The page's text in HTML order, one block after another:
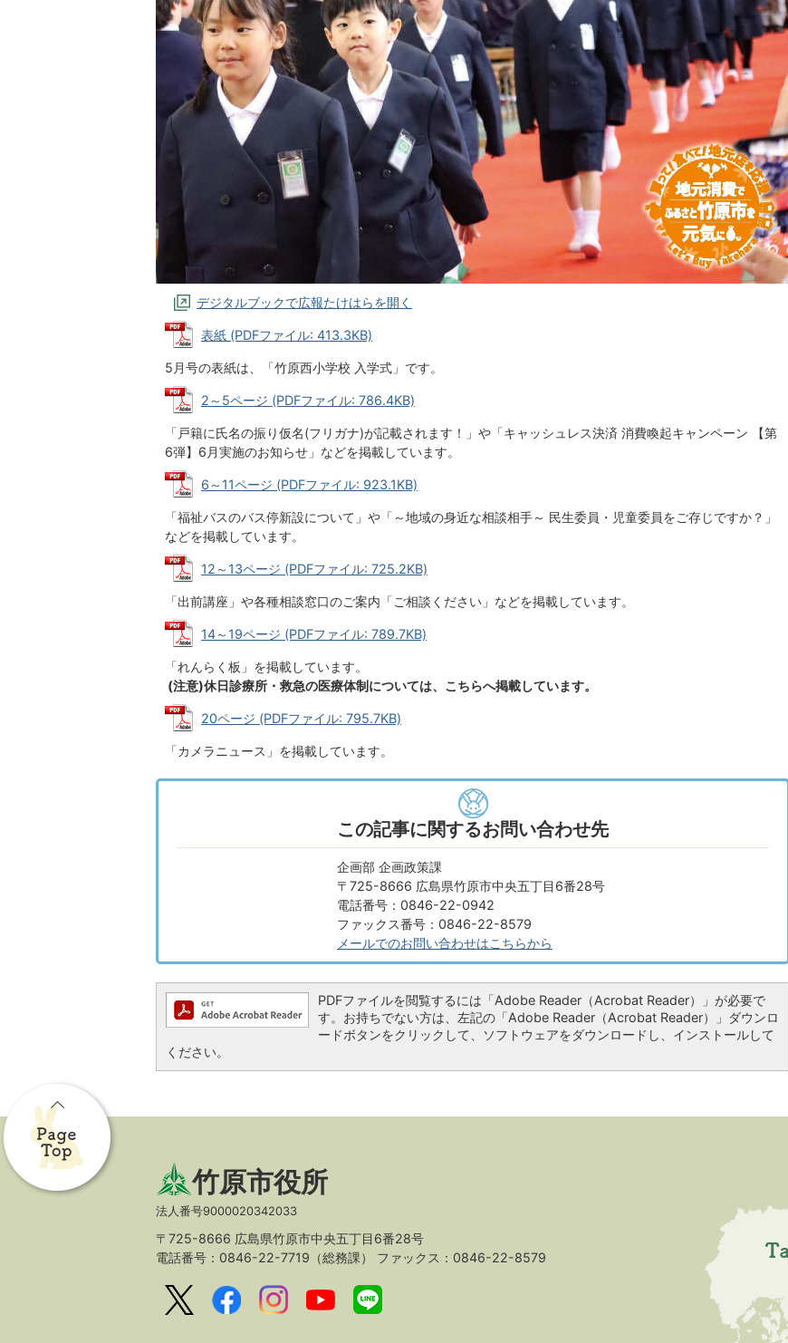
デジタルブックで広報たけはらを開く
表紙 (PDFファイル: 413.3KB)
5月号の表紙は、「竹原西小学校 入学式」です。
2～5ページ (PDFファイル: 786.4KB)
「戸籍に氏名の振り仮名(フリガナ)が記載されます！」や「キャッシュレス決済 消費喚起キャンペーン 【第
6弾】6月実施のお知らせ」などを掲載しています。
6～11ページ (PDFファイル: 923.1KB)
「福祉バスのバス停新設について」や「～地域の身近な相談相手～ 民生委員・児童委員をご存じですか？」
などを掲載しています。
12～13ページ (PDFファイル: 725.2KB)
「出前講座」や各種相談窓口のご案内「ご相談ください」などを掲載しています。
14～19ページ (PDFファイル: 789.7KB)
「れんらく板」を掲載しています。
(注意)休日診療所・救急の医療体制については、こちらへ掲載しています。
20ページ (PDFファイル: 795.7KB)
「カメラニュース」を掲載しています。
この記事に関するお問い合わせ先
企画部 企画政策課
〒725-8666 広島県竹原市中央五丁目6番28号
電話番号：0846-22-0942
ファックス番号：0846-22-8579
メールでのお問い合わせはこちらから
PDFファイルを閲覧するには「Adobe Reader（Acrobat Reader）」が必要で
す。お持ちでない方は、左記の「Adobe Reader（Acrobat Reader）」ダウンロ
ードボタンをクリックして、ソフトウェアをダウンロードし、インストールして
ください。
竹原市役所
法人番号9000020342033
〒725-8666 広島県竹原市中央五丁目6番28号
電話番号：0846-22-7719（総務課） ファックス：0846-22-8579